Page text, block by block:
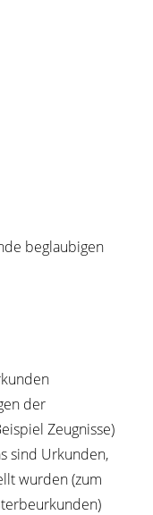
beglaubigen
der
Zeugnisse)
sind Urkunden,
wurden (zum